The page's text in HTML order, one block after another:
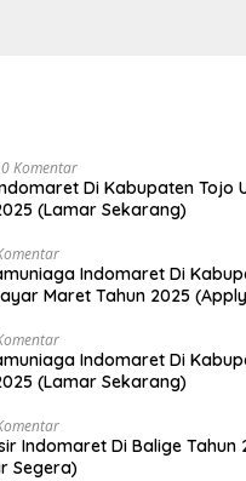
0 Komentar
Di Kabupaten Tojo
(Lamar Sekarang)
Indomaret Di
Maret Tahun 2025
Indomaret Di
(Lamar Sekarang)
Indomaret Di Balige Tahun
Segera)